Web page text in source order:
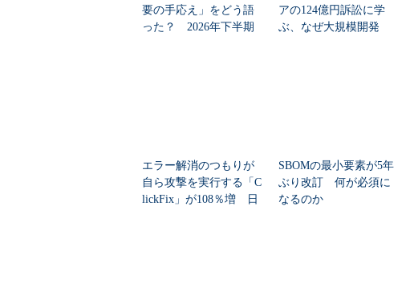
要の手応え」をどう語
った？ 2026年下半期
アの124億円訴訟に学
ぶ、なぜ大規模開発
エラー解消のつもりが
自ら攻撃を実行する「C
lickFix」が108％増 日
SBOMの最小要素が5年
ぶり改訂 何が必須に
なるのか